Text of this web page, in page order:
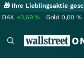
🎁 Ihre Lieblingsaktie
DAX +0,69% Gold 0,00 %